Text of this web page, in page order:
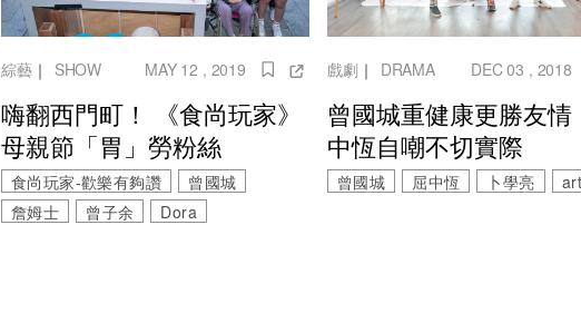
綜藝 ｜ SHOW MAY 12 , 2019
嗨翻西門町！ 《食尚玩家》
母親節「胃」勞粉絲
食尚玩家-歡樂有夠讚
曾國城
詹姆士
曾子余 Dora
戲劇 ｜ DRAMA DEC 03 , 2018
曾國城重健康更勝友
中恆自嘲不切實際
曾國城 屈中恆 卜學亮 art